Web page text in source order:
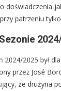
doświadczenia
patrzeniu
2025 był
przez José
że drużyna